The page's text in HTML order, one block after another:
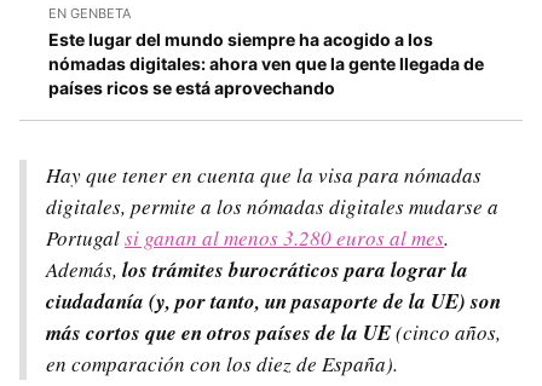
EN GENBETA
Este lugar del mundo siempre ha acogido a los
nómadas digitales: ahora ven que la gente llegada de
países ricos se está aprovechando
Hay que tener en cuenta que la visa para nómadas
digitales, permite a los nómadas digitales mudarse a
Portugalsi ganan al menos 3.280 euros al mes.
Además, los trámites burocráticos para lograr la
ciudadanía (y, por tanto, un pasaporte de la UE) son
más cortos que en otros países de la UE(cinco años,
en comparación con los diez de España).